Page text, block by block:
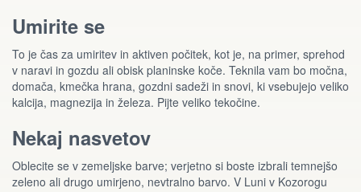
Umirite se
To je čas za umiritev in aktiven počitek, kot je, na primer, sprehod
v naravi in gozdu ali obisk planinske koče. Teknila vam bo močna,
domača, kmečka hrana, gozdni sadeži in snovi, ki vsebujejo veliko
kalcija, magnezija in železa. Pijte veliko tekočine.
Nekaj nasvetov
Oblecite se v zemeljske barve; verjetno si boste izbrali temnejšo
zeleno ali drugo umirjeno, nevtralno barvo. V Luni v Kozorogu